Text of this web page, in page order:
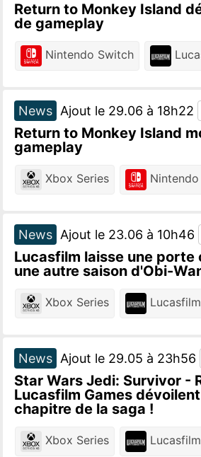
Return to Monkey Island
de gameplay
Nintendo Switch
News Ajout le 29.06 à 18h22
Return to Monkey Island
gameplay
Xbox Series
News Ajout le 23.06 à 10h46
Lucasfilm laisse une porte
une autre saison d'Obi-
Xbox Series
News Ajout le 29.05 à 23h56
Star Wars Jedi: Survivor -
Lucasfilm Games
chapitre de la saga !
Xbox Series